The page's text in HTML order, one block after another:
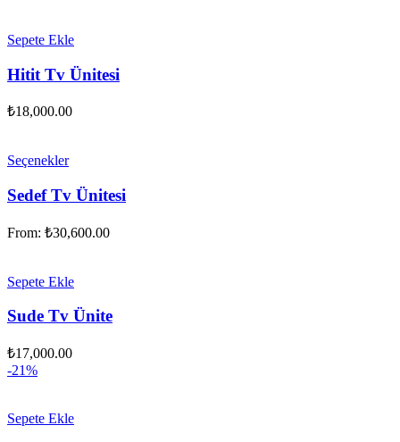
Sepete Ekle
Hitit Tv Ünitesi
₺18,000.00
Seçenekler
Sedef Tv Ünitesi
From: ₺30,600.00
Sepete Ekle
Sude Tv Ünite
₺17,000.00
-21%
Sepete Ekle